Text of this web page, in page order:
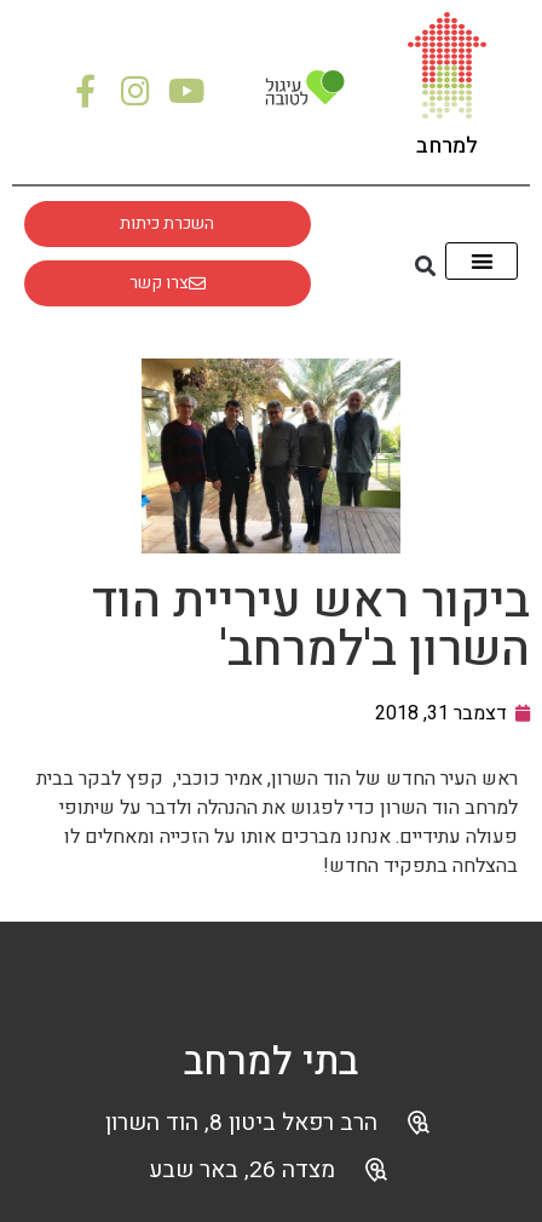
למרחב
השכרת כיתות
צרו קשר
ביקור ראש עיריית הוד
השרון ב'למרחב'
דצמבר 31, 2018
ראש העיר החדש של הוד השרון, אמיר כוכבי, קפץ לבקר בבית
למרחב הוד השרון כדי לפגוש את ההנהלה ולדבר על שיתופי
פעולה עתידיים. אנחנו מברכים אותו על הזכייה ומאחלים לו
בהצלחה בתפקיד החדש!
בתי למרחב
הרב רפאל ביטון 8, הוד השרון
מצדה 26, באר שבע